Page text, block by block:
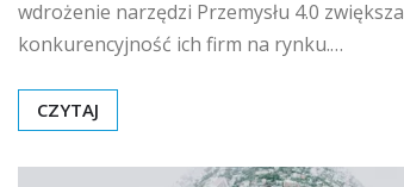
wdrożenie narzędzi Przemysłu 4.0 zwiększa
konkurencyjność ich firm na rynku.…
CZYTAJ